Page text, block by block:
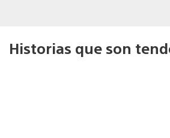
Historias que son